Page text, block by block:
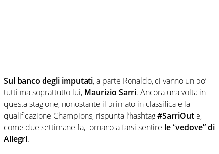
Sul banco degli imputati, a parte Ronaldo, ci vanno un po’
tutti ma soprattutto lui, Maurizio Sarri. Ancora una volta in
questa stagione, nonostante il primato in classifica e la
qualificazione Champions, rispunta l’hashtag#SarriOut e,
come due settimane fa, tornano a farsi sentire le “vedove” di
Allegri.